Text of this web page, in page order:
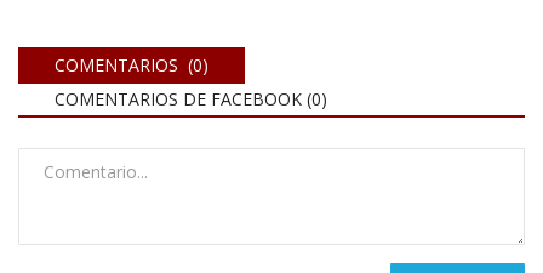
COMENTARIOS (0)
COMENTARIOS DE FACEBOOK (0)